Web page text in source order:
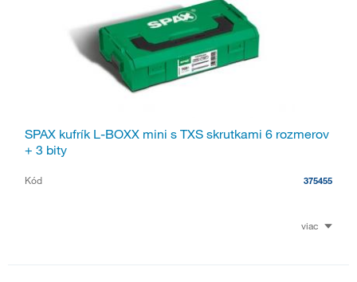
SPAX kufrík L-BOXX mini s TXS skrutkami 6 rozmerov
+ 3 bity
Kód 375455
viac